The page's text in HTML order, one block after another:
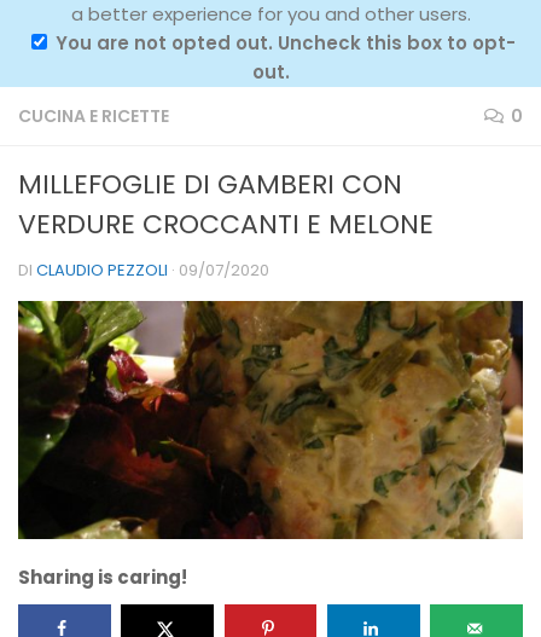
a better experience for you and other users.
You are not opted out. Uncheck this box to opt-
out.
CUCINA E RICETTE 0
MILLEFOGLIE DI GAMBERI CON
VERDURE CROCCANTI E MELONE
DI CLAUDIO PEZZOLI · 09/07/2020
Sharing is caring!